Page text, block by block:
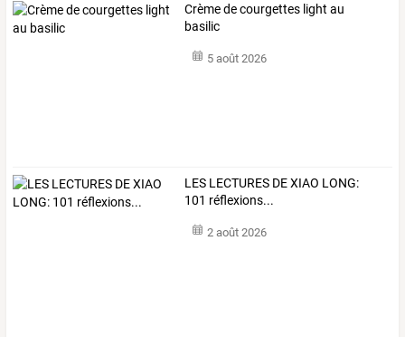
Crème de courgettes light au
basilic
5 août 2026
LES LECTURES DE XIAO LONG:
101 réflexions...
2 août 2026